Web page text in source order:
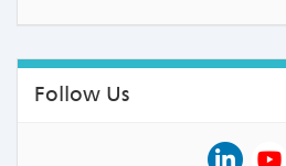
Follow Us